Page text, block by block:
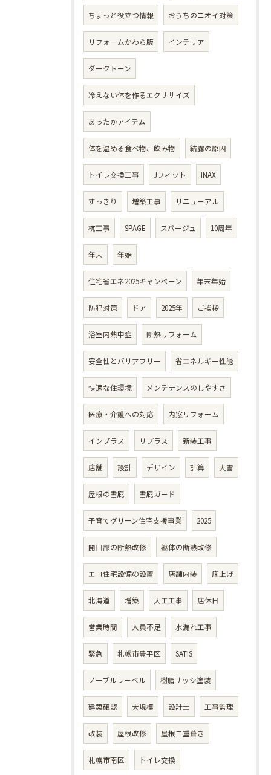
ちょっと役立つ情報 おうちのニオイ対策
リフォームかわら版 インテリア
ダークトーン
冷えない体を作るエクササイズ
あったかアイテム
体を温める食べ物、飲み物 結露の原因
トイレ交換工事 Jフィット INAX
すっきり 増築工事 リニューアル
杭工事 SPAGE スパージュ 10周年
年末 年始
住宅省エネ2025キャンペーン 年末年始
防犯対策 ドア 2025年 ご挨拶
浴室内熱中症 断熱リフォーム
安全性とバリアフリー 省エネルギー性能
快適な住環境 メンテナンスのしやすさ
医療・介護への対応 内窓リフォーム
インプラス リプラス 新装工事
店舗 設計 デザイン 計算 大雪
屋根の雪庇 雪庇ガード
子育てグリーン住宅支援事業 2025
開口部の断熱改修 躯体の断熱改修
エコ住宅設備の設置 店舗内装 床上げ
北海道 増築 大工工事 店休日
営業時間 人員不足 水漏れ工事
緊急 札幌市豊平区 SATIS
ノーブルレーベル 樹脂サッシ塗装
建築確認 大規模 設計士 工事監理
改装 屋根改修 屋根二重葺き
札幌市南区 トイレ交換